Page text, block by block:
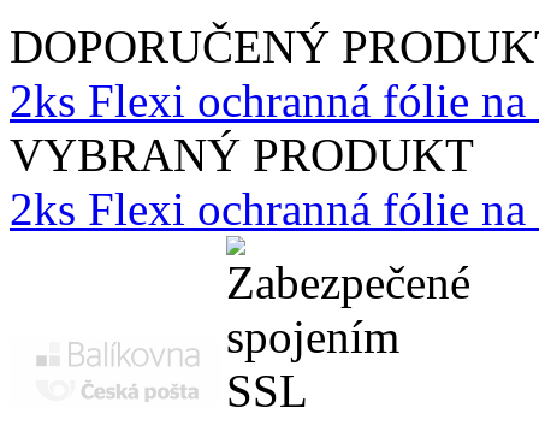
DOPORUČENÝ
2ks Flexi ochranná fólie
VYBRANÝ PRODUKT
2ks Flexi ochranná fólie